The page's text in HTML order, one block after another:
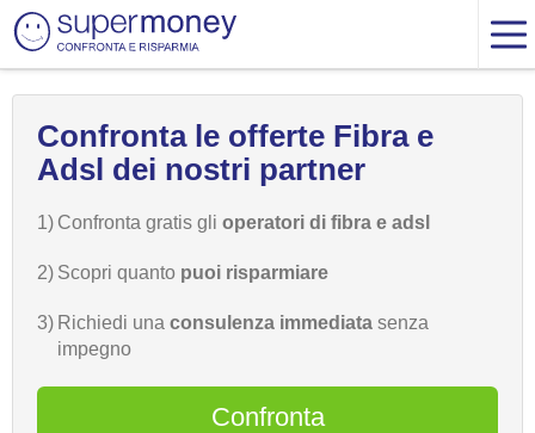
Confronta le offerte Fibra e
Adsl dei nostri partner
1) Confronta gratis gli operatori di fibra e adsl
2) Scopri quanto puoi risparmiare
3) Richiedi una consulenza immediata senza
impegno
Confronta